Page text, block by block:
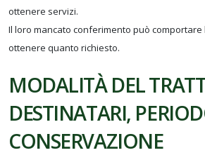
ottenere servizi.
Il loro mancato conferimento può
ottenere quanto richiesto.
MODALITÀ DEL
DESTINATARI,
CONSERVAZIONE